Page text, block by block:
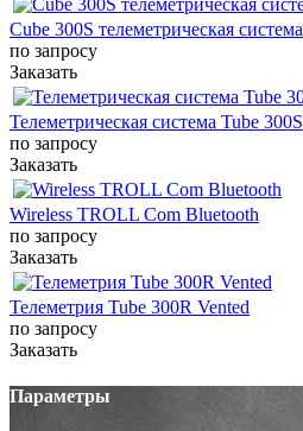
Cube 300S телеметрическая система
по запросу
Заказать
Телеметрическая система Tube 300S
по запросу
Заказать
Wireless TROLL Com Bluetooth
по запросу
Заказать
Телеметрия Tube 300R Vented
по запросу
Заказать
Параметры